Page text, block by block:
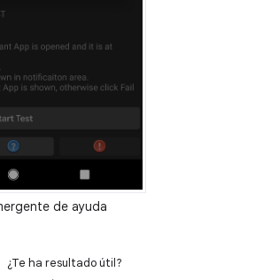
de ayuda
¿Te ha resultado útil?